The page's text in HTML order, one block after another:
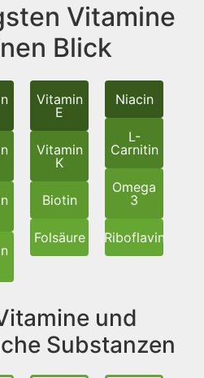
Vitamine
Blick
Vitamin
E
Vitamin
K
Biotin
Folsäure
Niacin
L-
Carnitin
Omega
3
Riboflavin
und
Substanzen